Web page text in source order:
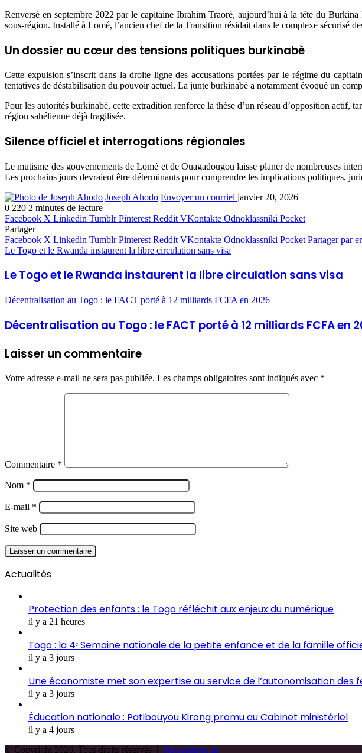
Renversé en septembre 2022 par le capitaine Ibrahim Traoré, aujourd’hui à la tête du
sous-région. Installé à Lomé, l’ancien chef de la Transition résidait dans le complexe sécurisé
Un dossier au cœur des tensions politiques burkinabè
Cette expulsion s’inscrit dans la droite ligne des accusations portées par le régime du
tentatives de déstabilisation du pouvoir actuel. La junte burkinabè a notamment évoqué un
Pour les autorités burkinabè, cette extradition renforce la thèse d’un réseau d’opposition actif,
région sahélienne déjà fragilisée.
Silence officiel et interrogations régionales
Le mutisme des gouvernements de Lomé et de Ouagadougou laisse planer de nombreuses
Les prochains jours devraient être déterminants pour comprendre les implications politiques,
Joseph Ahodo Envoyer un courriel janvier 20, 2026
0 220 2 minutes de lecture
Facebook X Linkedin Tumblr Pinterest Reddit VKontakte Odnoklassniki Pocket
Partager
Facebook X Linkedin Tumblr Pinterest Reddit VKontakte Odnoklassniki Pocket Partager par
Le Togo et le Rwanda instaurent la libre circulation sans visa
Le Togo et le Rwanda instaurent la libre circulation sans visa
Décentralisation au Togo : le FACT porté à 12 milliards FCFA en 2026
Décentralisation au Togo : le FACT porté à 12 milliards FCFA en
Laisser un commentaire
Votre adresse e-mail ne sera pas publiée. Les champs obligatoires sont indiqués avec *
Commentaire *
Nom *
E-mail *
Site web
Actualités
Protection des enfants : le Togo réfléchit aux enjeux du numérique
il y a 21 heures
Togo : la 4ᵉ Semaine nationale de la petite enfance et de la famille
il y a 3 jours
Une économiste met son expertise au service de l’autonomisation des
il y a 3 jours
Éducation nationale : Patibouyou Kirong promu au Cabinet ministériel
il y a 4 jours
© Copyright 2026, Tous droits réservés | Newsoftogo.tg